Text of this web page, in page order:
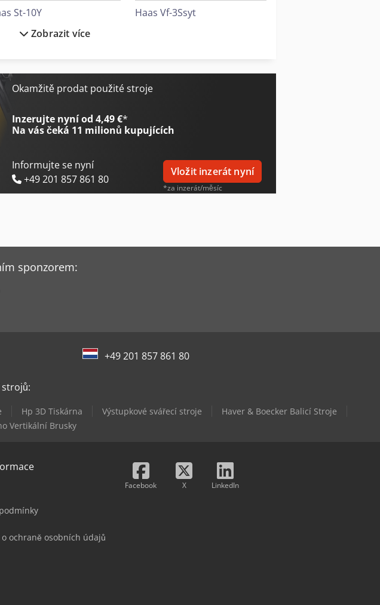
St-10Y
St-15
St-20
St-20Y
Haas Vf-3Ssyt
Zobrazit více
Okamžitě prodat použité stroje
Inzerujte nyní od 4,49 €*
Na vás čeká 11 milionů kupujících
Informujte se nyní
+49 201 857 861 80
Vložit inzerát nyní
*za inzerát/měsíc
sponzorem:
+49 201 857 861 80
Hp 3D Tiskárna Výstupkové svářecí stroje
Haver & Boecker Balicí Stroje
Vertikální Brusky
ochraně osobních údajů
Facebook X LinkedIn